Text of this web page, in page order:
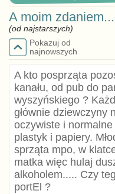
A moim zdaniem...
(od najstarszych)
Pokazuj od
najnowszych
A kto posprząta
kanału, od pub do
wyszyńskiego ?
głównie dziewczyny
oczywiste i
plastyk i papiery.
sprząta mpo, w
matka więc hulaj
alkoholem..... Czy
portEl ?